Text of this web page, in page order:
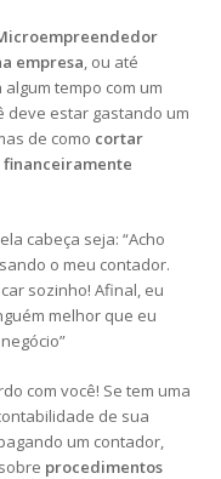
empresa, ou até
tempo com um
deve estar gastando um
de como cortar
financeiramente
cabeça seja: “Acho
o meu contador.
sozinho! Afinal, eu
melhor que eu
com você! Se tem uma
de sua
um contador,
procedimentos